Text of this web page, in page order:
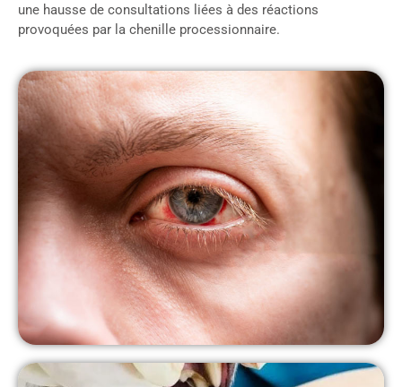
une hausse de consultations liées à des réactions
provoquées par la chenille processionnaire.